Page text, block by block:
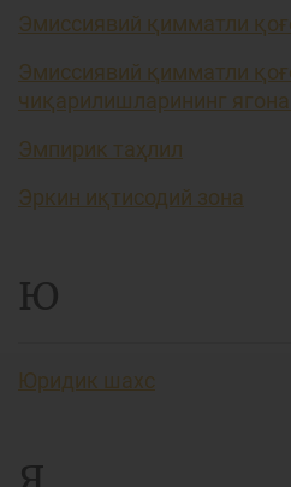
Эмиссиявий қимматли
Эмиссиявий қимматли
чиқарилишларининг
Эмпирик таҳлил
Эркин иқтисодий зона
Ю
Юридик шахс